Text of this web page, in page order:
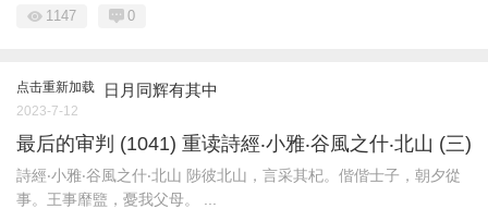
1147 0
点击重新加载 日月同辉有其中
2023-7-12
最后的审判 (1041) 重读詩經‧小雅‧谷風之什‧北山 (三)
詩經‧小雅‧谷風之什‧北山 陟彼北山，言采其杞。偕偕士子，朝夕從
事。王事靡盬，憂我父母。 ...